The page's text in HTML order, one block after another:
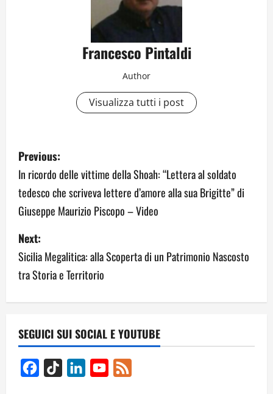
Francesco Pintaldi
Author
Visualizza tutti i post
P
o
s
n
a
v
i
g
a
Previous:
In ricordo delle vittime della Shoah: “Lettera al soldato
tedesco che scriveva lettere d’amore alla sua Brigitte” di
Giuseppe Maurizio Piscopo – Video
Next:
Sicilia Megalitica: alla Scoperta di un Patrimonio Nascosto
tra Storia e Territorio
SEGUICI SUI SOCIAL E YOUTUBE
Facebook
TikTok LinkedInYouTube